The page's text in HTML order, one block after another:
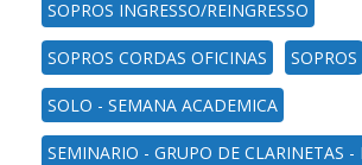
SOPROS INGRESSO/REINGRESSO
SOPROS CORDAS OFICINAS SOPROS
SOLO - SEMANA ACADEMICA
SEMINARIO - GRUPO DE CLARINETAS -